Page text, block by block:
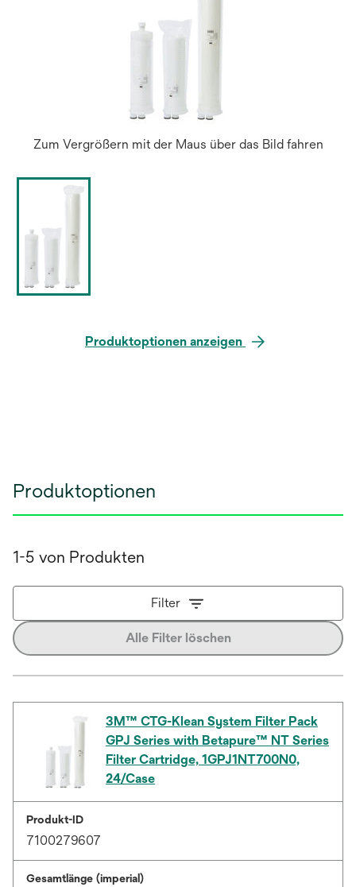
Zum Vergrößern mit der Maus über das Bild fahren
Produktoptionen anzeigen
Produktoptionen
1-5 von Produkten
Filter
Alle Filter löschen
3M™ CTG-Klean System Filter Pack
GPJ Series with Betapure™ NT Series
Filter Cartridge, 1GPJ1NT700N0,
24/Case
Produkt-ID
7100279607
Gesamtlänge (imperial)